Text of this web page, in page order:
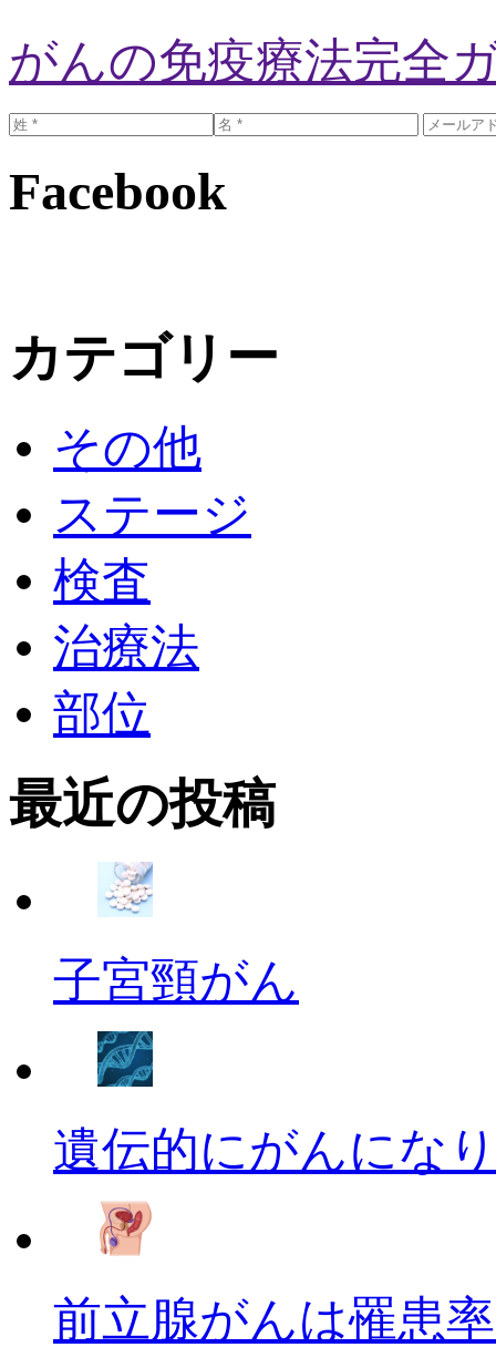
がんの免疫療法完全
Facebook
カテゴリー
その他
ステージ
検査
治療法
部位
最近の投稿
子宮頸がん
遺伝的にがんにな
前立腺がんは罹患